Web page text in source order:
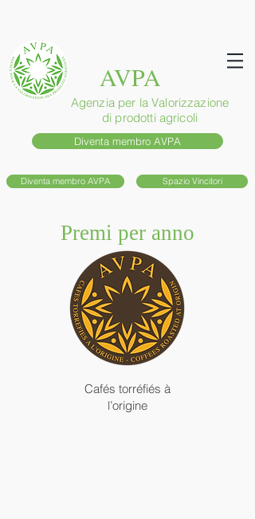
AVPA
Agenzia per la Valorizzazione
di prodotti agricoli
Diventa membro AVPA
Diventa membro AVPA Spazio Vincitori
Premi per anno
Cafés torréfiés à
l’origine